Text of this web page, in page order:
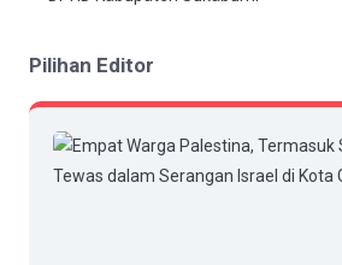
Pilihan Editor